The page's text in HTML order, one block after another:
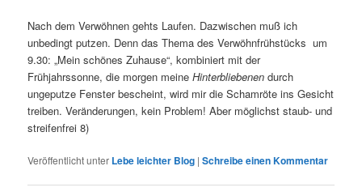
Nach dem Verwöhnen gehts Laufen. Dazwischen muß ich
unbedingt putzen. Denn das Thema des Verwöhnfrühstücks um
9.30: „Mein schönes Zuhause“, kombiniert mit der
Frühjahrssonne, die morgen meineHinterbliebenen durch
ungeputze Fenster bescheint, wird mir die Schamröte ins Gesicht
treiben. Veränderungen, kein Problem! Aber möglichst staub- und
streifenfrei 8)
Veröffentlicht unter Lebe leichter Blog |Schreibe einen Kommentar